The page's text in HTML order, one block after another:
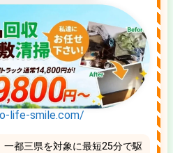
life-smile.com/
都三県を対象に最短25分で駆